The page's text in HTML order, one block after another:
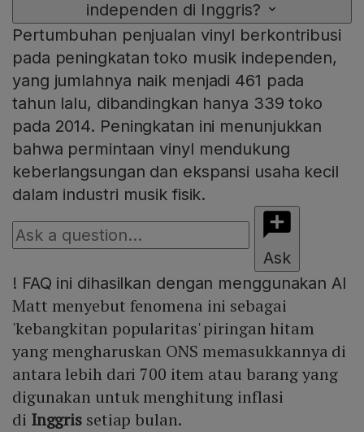
independen di Inggris?
Pertumbuhan penjualan vinyl berkontribusi
pada peningkatan toko musik independen,
yang jumlahnya naik menjadi 461 pada
tahun lalu, dibandingkan hanya 339 toko
pada 2014. Peningkatan ini menunjukkan
bahwa permintaan vinyl mendukung
keberlangsungan dan ekspansi usaha kecil
dalam industri musik fisik.
Ask
! FAQ ini dihasilkan dengan menggunakan AI
Matt menyebut fenomena ini sebagai
'kebangkitan popularitas' piringan hitam
yang mengharuskan ONS memasukkannya di
antara lebih dari 700 item atau barang yang
digunakan untuk menghitung inflasi
di Inggris setiap bulan.